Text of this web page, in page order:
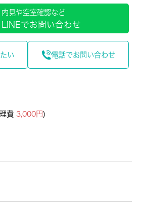
内見や空室確認など
LINEでお問い合わせ
い 電話でお問い合わせ
費3,000円)